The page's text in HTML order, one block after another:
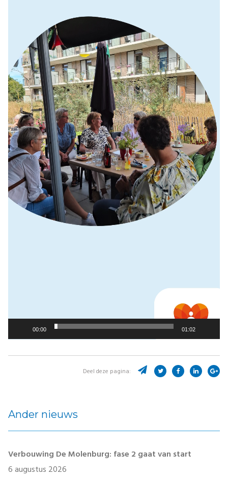
00:00 01:02
Deel deze pagina:
Ander nieuws
Verbouwing De Molenburg: fase 2 gaat van start
6 augustus 2026